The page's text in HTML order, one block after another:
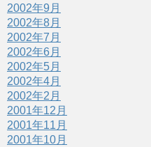
2002年9月
2002年8月
2002年7月
2002年6月
2002年5月
2002年4月
2002年2月
2001年12月
2001年11月
2001年10月